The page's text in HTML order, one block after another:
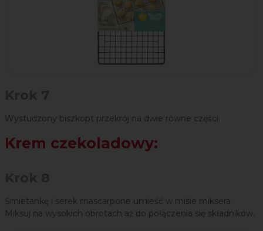
Wystudzony biszkopt przekrój na dwie równe części.
Krem czekoladowy:
Śmietankę i serek mascarpone umieść w misie miksera.
Miksuj na wysokich obrotach aż do połączenia się składników.